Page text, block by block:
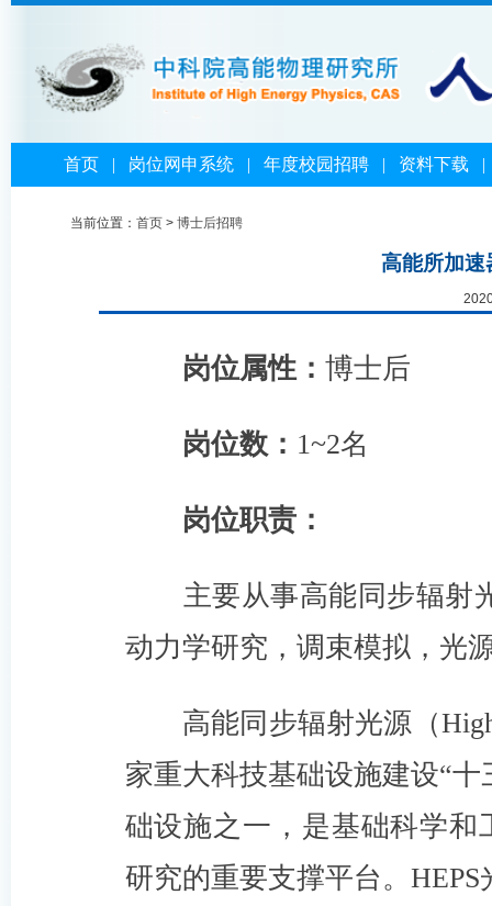
首页| 岗位网申系统| 年度校园招聘| 资料下载
当前位置： 首页 > 博士后招聘
高能所加速
岗位属性： 博士后
岗位数： 1~2名
岗位职责：
主要从事高能同步辐射
动力学研究，调束模拟，光
高能同步辐射光源（
家重大科技基础设施建设“
础设施之一，是基础科学
研究的重要支撑平台。